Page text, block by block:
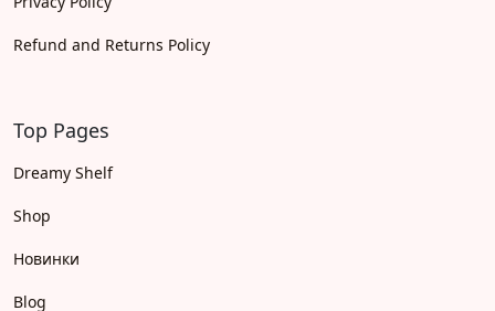
Refund and Returns Policy
Top Pages
Dreamy Shelf
Shop
Новинки
Blog